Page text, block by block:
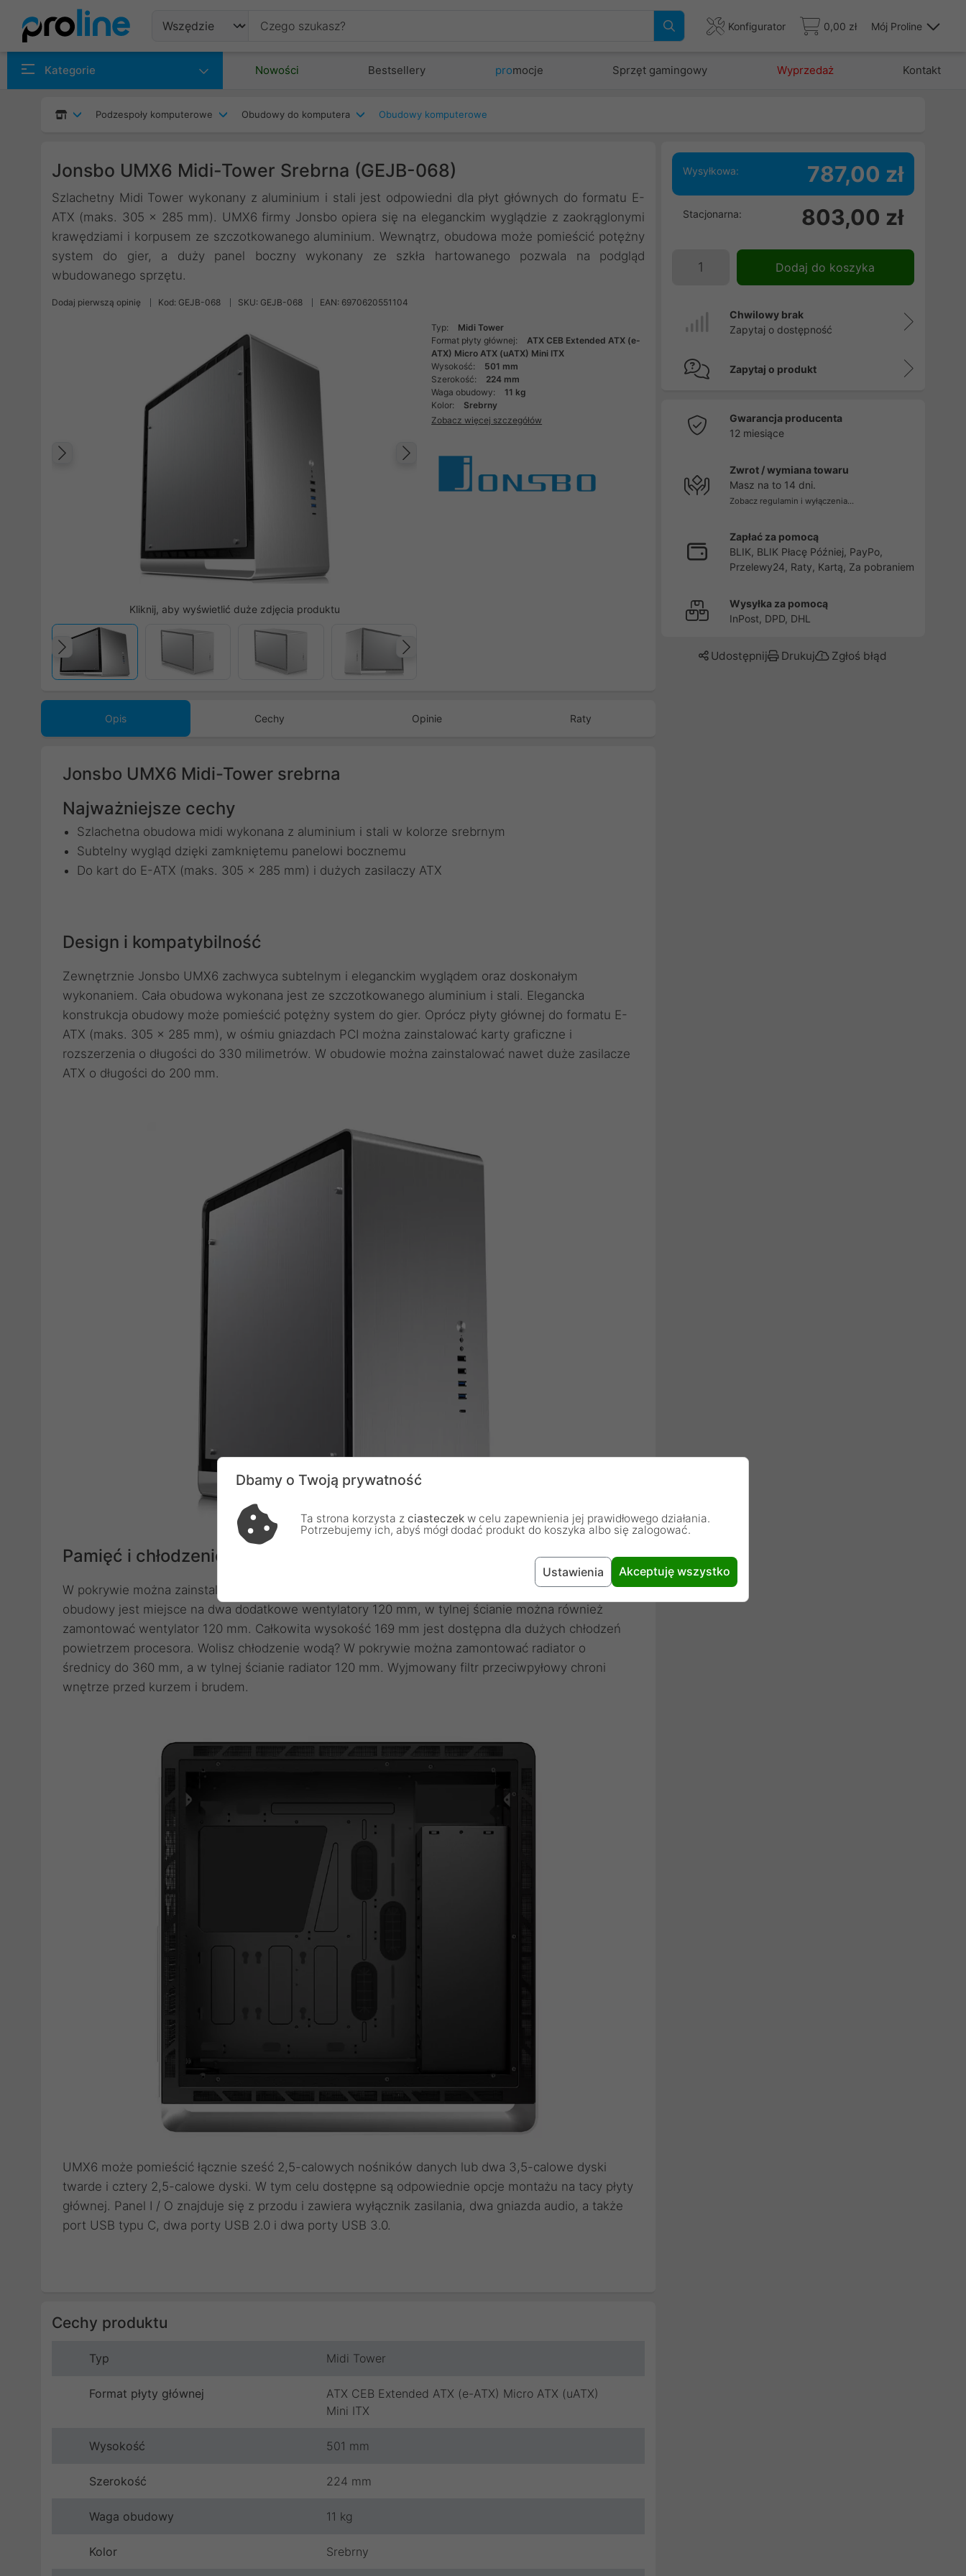
Konfigurator 0,00 zł Mój Proline
Kategorie Nowości Bestsellery promocje Sprzęt gamingowy Wyprzedaż Kontakt
Podzespoły komputerowe Obudowy do komputera Obudowy komputerowe
Jonsbo UMX6 Midi-Tower Srebrna (GEJB-068)
Szlachetny Midi Tower wykonany z aluminium i stali jest odpowiedni dla płyt głównych do formatu E-
ATX (maks. 305 x 285 mm). UMX6 firmy Jonsbo opiera się na eleganckim wyglądzie z zaokrąglonymi
krawędziami i korpusem ze szczotkowanego aluminium. Wewnątrz, obudowa może pomieścić potężny
system do gier, a duży panel boczny wykonany ze szkła hartowanego pozwala na podgląd
wbudowanego sprzętu.
Dodaj pierwszą opinię Kod: GEJB-068 SKU: GEJB-068 EAN: 6970620551104
Następny
Poprzedni
Kliknij, aby wyświetlić duże zdjęcia produktu
Poprzedni
Typ:
Midi Tower
Format płyty głównej:
ATX CEB Extended ATX (e-
ATX) Micro ATX (uATX) Mini ITX
Wysokość:
501 mm
Szerokość:
224 mm
Waga obudowy:
11 kg
Kolor:
Srebrny
Zobacz więcej szczegółów
Opis Cechy Opinie Raty
Jonsbo UMX6 Midi-Tower srebrna
Najważniejsze cechy
Szlachetna obudowa midi wykonana z aluminium i stali w kolorze srebrnym
Subtelny wygląd dzięki zamkniętemu panelowi bocznemu
Do kart do E-ATX (maks. 305 x 285 mm) i dużych zasilaczy ATX
Design i kompatybilność
Zewnętrznie Jonsbo UMX6 zachwyca subtelnym i eleganckim wyglądem oraz doskonałym
wykonaniem. Cała obudowa wykonana jest ze szczotkowanego aluminium i stali. Elegancka
konstrukcja obudowy może pomieścić potężny system do gier. Oprócz płyty głównej do formatu E-
ATX (maks. 305 x 285 mm), w ośmiu gniazdach PCI można zainstalować karty graficzne i
rozszerzenia o długości do 330 milimetrów. W obudowie można zainstalować nawet duże zasilacze
ATX o długości do 200 mm.
Pamięć i chłodzenie
W pokrywie można zainstalować trzy wentylatory 120 lub dwa 140 mm w celu chłodzenia. Na dole
obudowy jest miejsce na dwa dodatkowe wentylatory 120 mm, w tylnej ścianie można również
zamontować wentylator 120 mm. Całkowita wysokość 169 mm jest dostępna dla dużych chłodzeń
powietrzem procesora. Wolisz chłodzenie wodą? W pokrywie można zamontować radiator o
średnicy do 360 mm, a w tylnej ścianie radiator 120 mm. Wyjmowany filtr przeciwpyłowy chroni
wnętrze przed kurzem i brudem.
UMX6 może pomieścić łącznie sześć 2,5-calowych nośników danych lub dwa 3,5-calowe dyski
twarde i cztery 2,5-calowe dyski. W tym celu dostępne są odpowiednie opcje montażu na tacy płyty
głównej. Panel I / O znajduje się z przodu i zawiera wyłącznik zasilania, dwa gniazda audio, a także
port USB typu C, dwa porty USB 2.0 i dwa porty USB 3.0.
Cechy produktu
Typ Midi Tower
Format płyty głównej
ATX CEB Extended ATX (e-ATX) Micro ATX (uATX)
Mini ITX
Wysokość 501 mm
Szerokość 224 mm
Waga obudowy 11 kg
Kolor Srebrny
Wysyłkowa: 787,00 zł
Stacjonarna: 803,00 zł
Dodaj do koszyka
Chwilowy brak
Zapytaj o dostępność
Zapytaj o produkt
Gwarancja producenta
12 miesiące
Zwrot / wymiana towaru
Masz na to 14 dni.
Zobacz regulamin i wyłączenia...
Zapłać za pomocą
BLIK, BLIK Płacę Później, PayPo,
Przelewy24, Raty, Kartą, Za pobraniem
Wysyłka za pomocą
InPost, DPD, DHL
Udostępnij Drukuj Zgłoś błąd
Dbamy o Twoją prywatność
Ta strona korzysta z ciasteczek w celu zapewnienia jej prawidłowego działania.
Potrzebujemy ich, abyś mógł dodać produkt do koszyka albo się zalogować.
Ustawienia Akceptuję wszystko